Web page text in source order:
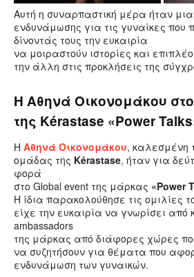
Αυτή η συναρπαστική μέρα ήταν
ενδυνάμωσης για τις γυναίκες που
δίνοντάς τους την ευκαιρία
να μοιραστούν ιστορίες και
την άλλη στις προκλήσεις της
H Aθηνά Οικονομάκου
της Kérastase «Power
Η Αθηνά Οικονομάκου, καλεσμένη
ομάδας της Kérastase, ήταν για
φορά
στο Global event της μάρκας «Power
Η ίδια παρακολούθησε τις ομιλίες
είχε την ευκαιρία να γνωρίσει από
ambassadors
της μάρκας από διάφορες χώρες
να συζητήσουν για θέματα που
ενδυνάμωση των γυναικών.